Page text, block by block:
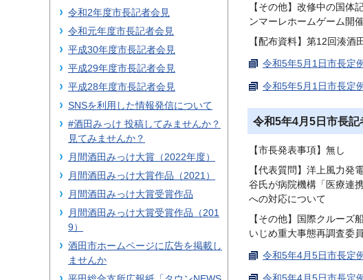
【その他】改修中の国
ンマーレホームゲーム開
【配布資料】第12回湊
令和5年5月1日市長定
令和5年5月1日市長定
令和5年4月5日市長記
【市長発表事項】無し
【代表質問】洋上風力
谷氏が病院機構「医療連
への対応について
【その他】国際クルー
いじめ重大事態再調査委
令和5年4月5日市長定
令和2年度市長記者会見
令和元年度市長記者会見
平成30年度市長記者会見
平成29年度市長記者会見
平成28年度市長記者会見
SNSを利用した情報発信について
#酒田みっけ 投稿してみませんか？
見てみませんか？
月間酒田みっけ大賞（2022年度）
月間酒田みっけ大賞作品（2021）
月間酒田みっけ大賞受賞作品
月間酒田みっけ大賞受賞作品（201
9）
酒田市ホームページに広告を掲載し
ませんか